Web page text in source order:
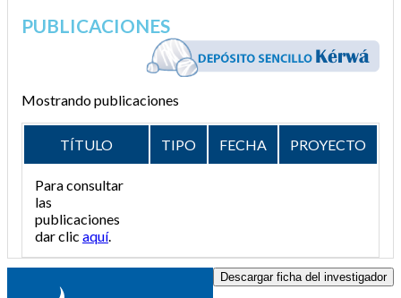
PUBLICACIONES
Mostrando publicaciones
TÍTULO TIPO FECHA PROYECTO
Para consultar
las
publicaciones
dar clic aquí.
Descargar ficha del investigador